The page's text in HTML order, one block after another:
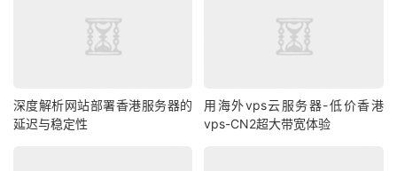
深度解析网站部署香港服务器的
延迟与稳定性
用海外vps云服务器-低价香港
vps-CN2超大带宽体验